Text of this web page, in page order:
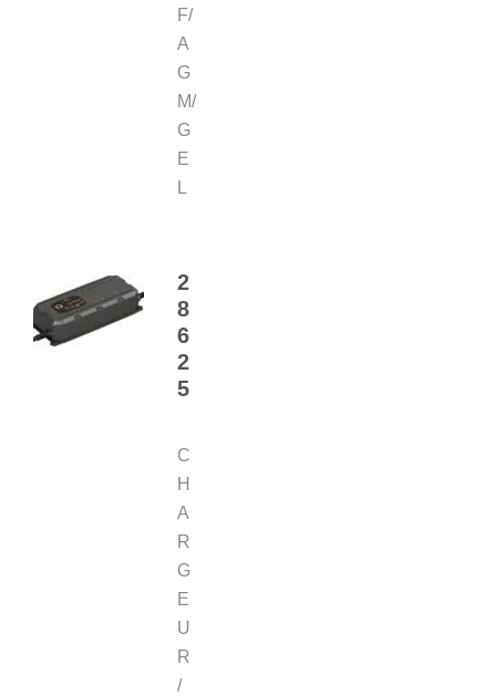
F/
A
G
M/
G
E
L
2
8
6
2
5
C
H
A
R
G
E
U
R
/